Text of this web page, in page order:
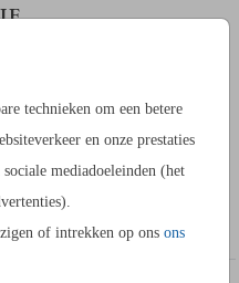
technieken om een betere
en onze prestaties
mediadoeleinden (het
of intrekken op ons ons
gedrukt wordt. Ht kan
gedrukt. Maak je eigen
ontwerp van deze